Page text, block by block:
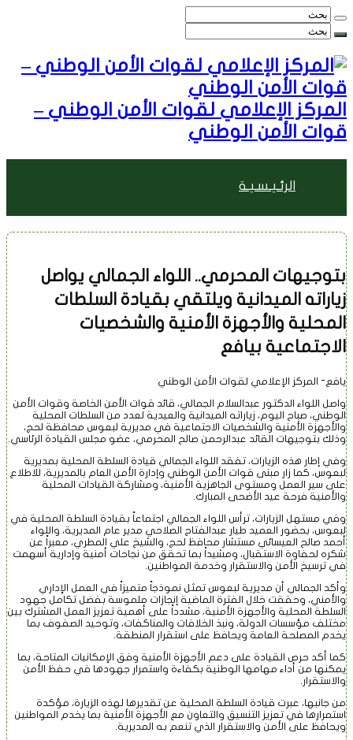
المركز الإعلامي لقوات الأمن الوطني –
قوات الأمن الوطني
الرئـيـسـيـة
مقالات وأراء
تقارير
فيديــــو
انفوجــراف
مـن نــحــن
اتــصــل بـنــا
بتوجيهات المحرمي.. اللواء الجمالي يواصل
زياراته الميدانية ويلتقي بقيادة السلطات
المحلية والأجهزة الأمنية والشخصيات
الاجتماعية بيافع
يافع- المركز الإعلامي لقوات الأمن الوطني
واصل اللواء الدكتور عبدالسلام الجمالي، قائد قوات الأمن الخاصة وقوات الأمن
الوطني، صباح اليوم، زياراته الميدانية والعيدية لعدد من السلطات المحلية
والأجهزة الأمنية والشخصيات الاجتماعية في مديرية لبعوس محافظة لحج،
وذلك بتوجيهات القائد عبدالرحمن صالح المحرمي، عضو مجلس القيادة الرئاسي.
وفي إطار هذه الزيارات، تفقد اللواء الجمالي قيادة السلطة المحلية بمديرية
لبعوس، كما زار مبنى قوات الأمن الوطني وإدارة الأمن العام بالمديرية، للاطلاع
على سير العمل ومستوى الجاهزية الأمنية، ومشاركة القيادات المحلية
والأمنية فرحة عيد الأضحى المبارك.
وفي مستهل الزيارات، ترأس اللواء الجمالي اجتماعاً بقيادة السلطة المحلية في
لبعوس، بحضور العميد طيار عبدالفتاح الصلاحي مدير عام المديرية، واللواء
أحمد صالح العيسائي مستشار محافظ لحج، والشيخ علي المطري، معبراً عن
شكره لحفاوة الاستقبال، ومشيداً بما تحقق من نجاحات أمنية وإدارية أسهمت
في ترسيخ الأمن والاستقرار وخدمة المواطنين.
وأكد الجمالي أن مديرية لبعوس تمثل نموذجاً متميزاً في العمل الإداري
والأمني، وحققت خلال الفترة الماضية إنجازات ملموسة بفضل تكامل جهود
السلطة المحلية والأجهزة الأمنية، مشدداً على أهمية تعزيز العمل المشترك بين
مختلف مؤسسات الدولة، ونبذ الخلافات والمناكفات، وتوحيد الصفوف بما
يخدم المصلحة العامة ويحافظ على استقرار المنطقة.
كما أكد حرص القيادة على دعم الأجهزة الأمنية وفق الإمكانيات المتاحة، بما
يمكنها من أداء مهامها الوطنية بكفاءة واستمرار جهودها في حفظ الأمن
والاستقرار.
من جانبها، عبرت قيادة السلطة المحلية عن تقديرها لهذه الزيارة، مؤكدة
استمرارها في تعزيز التنسيق والتعاون مع الأجهزة الأمنية بما يخدم المواطنين
ويحافظ على الأمن والاستقرار الذي تنعم به المديرية.